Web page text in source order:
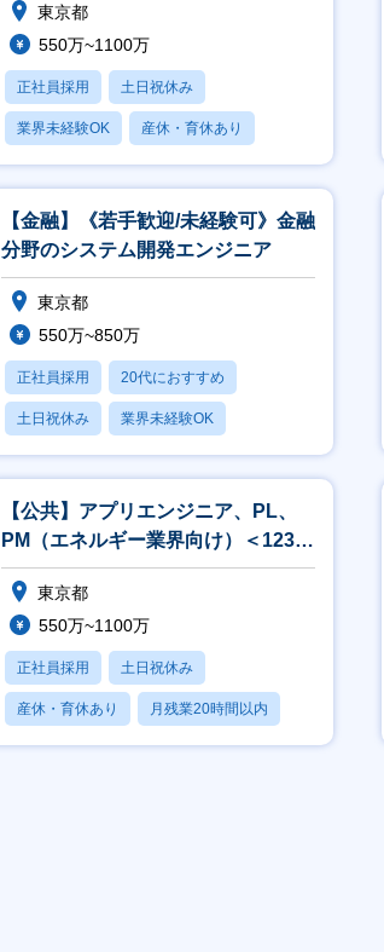
東京都
550万~1100万
正社員採用 土日祝休み
業界未経験OK 産休・育休あり
賞与あり
【金融】《若手歓迎/未経験可》金融
分野のシステム開発エンジニア
東京都
550万~850万
正社員採用 20代におすすめ
土日祝休み 業界未経験OK
産休・育休あり
【公共】アプリエンジニア、PL、
PM（エネルギー業界向け）＜1238
＞
東京都
550万~1100万
正社員採用 土日祝休み
産休・育休あり 月残業20時間以内
賞与あり